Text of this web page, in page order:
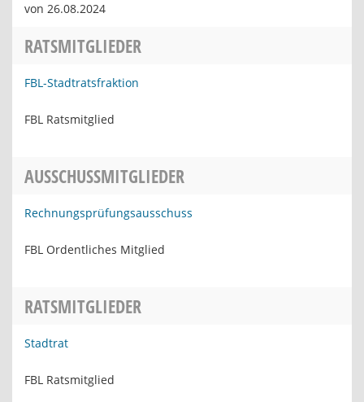
von 26.08.2024
RATSMITGLIEDER
FBL-Stadtratsfraktion
FBL Ratsmitglied
AUSSCHUSSMITGLIEDER
Rechnungsprüfungsausschuss
FBL Ordentliches Mitglied
RATSMITGLIEDER
Stadtrat
FBL Ratsmitglied